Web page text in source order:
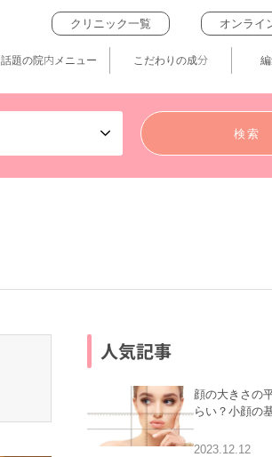
クリニック一覧 オンライ
話題の院内メニュー こだわりの成分
人気記事
顔の大きさの
らい？小顔の
2023.12.12